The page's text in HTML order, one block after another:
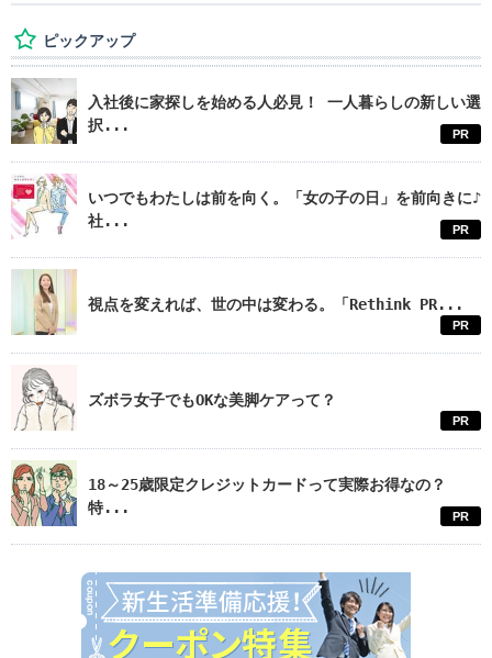
ピックアップ
入社後に家探しを始める人必見！ 一人暮らしの新しい選
択...
PR
いつでもわたしは前を向く。「女の子の日」を前向きに♪
社...
PR
視点を変えれば、世の中は変わる。「Rethink PR...
PR
ズボラ女子でもOKな美脚ケアって？
PR
18～25歳限定クレジットカードって実際お得なの？
特...
PR